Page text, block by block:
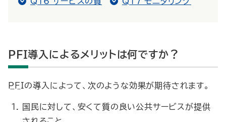
PFI導入によるメリットは何ですか？
PFIの導入によって、次のような効果が期待されます。
国民に対して、安くて質の良い公共サービスが提供